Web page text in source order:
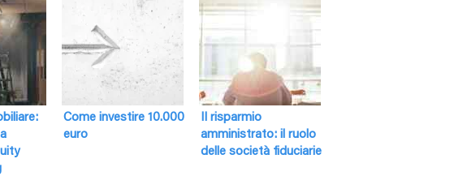
Come investire 10.000
euro
Il risparmio
amministrato: il ruolo
delle società fiduciarie